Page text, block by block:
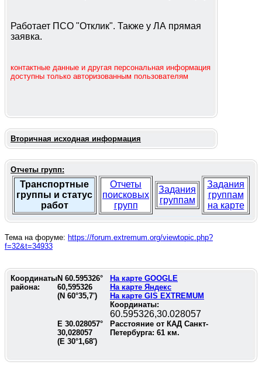
Работает ПСО "Отклик". Также у ЛА прямая
заявка.
контактные данные и другая персональная информация
доступны только авторизованным пользователям
Вторичная исходная информация
Отчеты групп:
Транспортные
группы и статус
работ
Отчеты
поисковых
групп
Задания
группам
Задания
группам
на карте
Тема на форуме: https://forum.extremum.org/viewtopic.php?
f=32&t=34933
Координаты
района:
N 60.595326°
60,595326
(N 60°35,7')
На карте GOOGLE
На карте Яндекс
На карте GIS EXTREMUM
Координаты:
60.595326,30.028057
E 30.028057°
30,028057
(E 30°1,68')
Расстояние от КАД Санкт-
Петербурга: 61 км.